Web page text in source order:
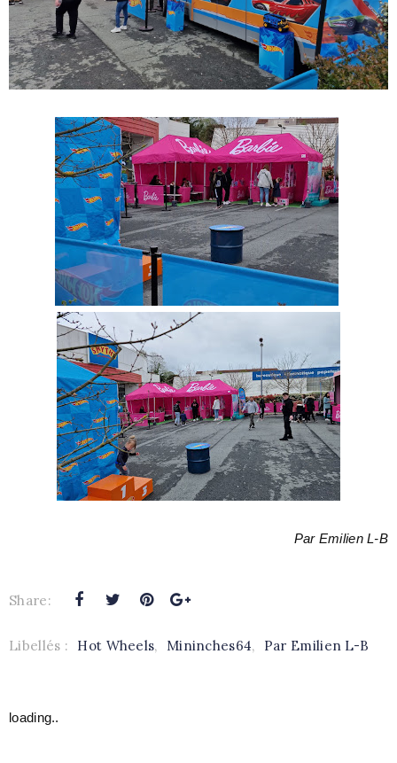
Par Emilien L-B
Share:
Libellés : Hot Wheels, Mininches64, Par Emilien L-B
loading..